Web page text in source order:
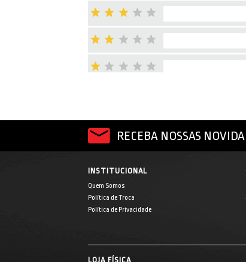
RECEBA NOSSAS
INSTITUCIONAL
Quem Somos
Política de Troca
Política de Privacidade
LOJA FÍSICA